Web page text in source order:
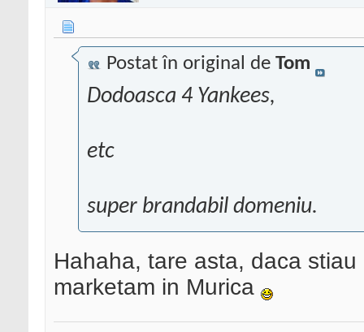
Postat în original de Tom
Dodoasca 4 Yankees,
etc
super brandabil domeniu.
Hahaha, tare asta, daca
marketam in Murica